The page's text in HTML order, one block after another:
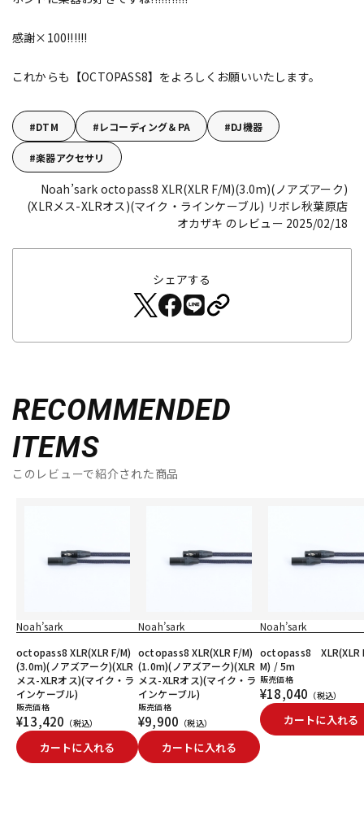
感謝×100!!!!!!
これからも【OCTOPASS8】をよろしくお願いいたします。
DTM レコーディング＆PA DJ機器
楽器アクセサリ
Noah’sark octopass8 XLR(XLR F/M)(3.0m)(ノアズアーク)
(XLRメス-XLRオス)(マイク・ラインケーブル) リボレ秋葉原店
オカザキ のレビュー 2025/02/18
シェアする
RECOMMENDED
ITEMS
このレビューで紹介された商品
Noah’sark
octopass8 XLR(XLR F/M)
(3.0m)(ノアズアーク)(XLR
メス-XLRオス)(マイク・ラ
インケーブル)
販売価格
¥13,420 （税込）
カートに入れる
Noah’sark
octopass8 XLR(XLR F/M)
(1.0m)(ノアズアーク)(XLR
メス-XLRオス)(マイク・ラ
インケーブル)
販売価格
¥9,900 （税込）
カートに入れる
Noah’sark
octopass8 XLR(XLR
M) / 5m
販売価格
¥18,040 （税込）
カートに入れる